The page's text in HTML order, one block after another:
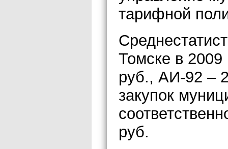
тарифной
Томске в 2009
руб., АИ-92 –
закупок
руб.